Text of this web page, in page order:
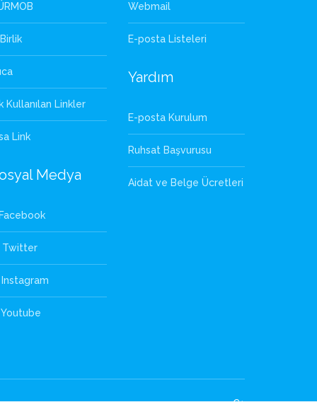
Kullanılan Linkler
Link
Medya
Facebook
Twitter
Youtube
Webmail
E-posta Listeleri
Yardım
E-posta Kurulum
Ruhsat Başvurusu
Aidat ve Belge Ücretleri
C1